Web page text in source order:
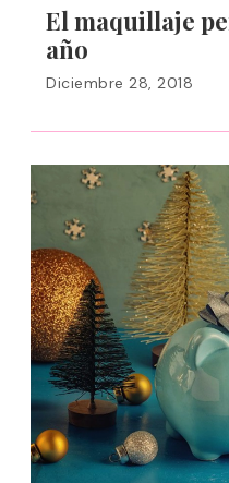
El maquillaje
año
Diciembre 28, 2018